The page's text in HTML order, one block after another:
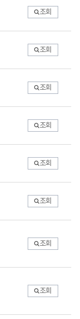
조회
조회
조회
조회
조회
조회
조회
조회